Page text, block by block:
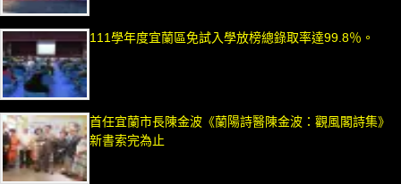
111學年度宜蘭區免試入學放榜總錄取率達99.8％。
首任宜蘭市長陳金波《蘭陽詩醫陳金波：觀風閣詩集》
新書索完為止